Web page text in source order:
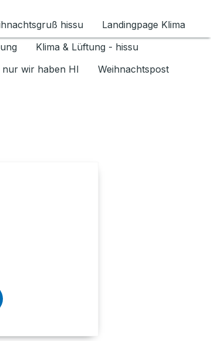
1.6.2026 umschalten
hissu
Landingpage Klima
Klima & Lüftung - hissu
nur wir haben HI
Weihnachtspost